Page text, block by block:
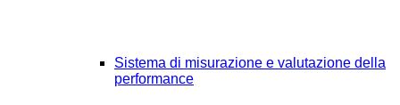
Sistema di misurazione e valutazione della
performance